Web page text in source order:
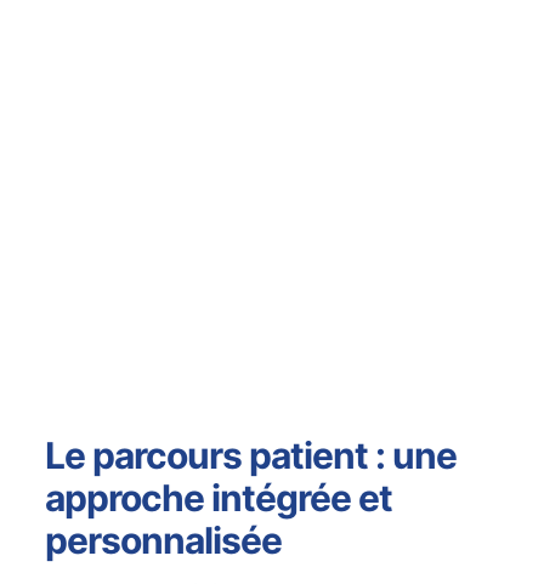
Le parcours patient : une
approche intégrée et
personnalisée